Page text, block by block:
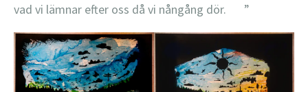
vad vi lämnar efter oss då vi nångång dör. ”